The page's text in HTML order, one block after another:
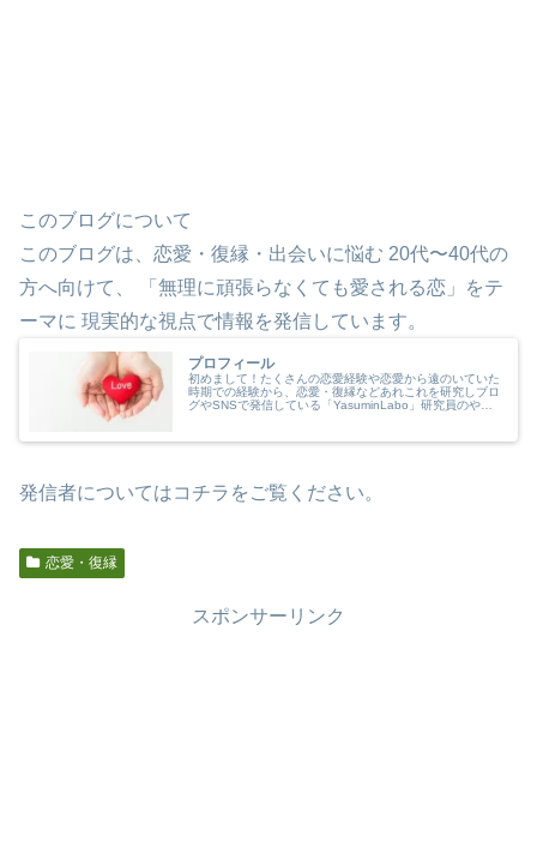
このブログについて
このブログは、恋愛・復縁・出会いに悩む 20代〜40代の
方へ向けて、 「無理に頑張らなくても愛される恋」をテ
ーマに 現実的な視点で情報を発信しています。
プロフィール
初めまして！たくさんの恋愛経験や恋愛から遠のいていた
時期での経験から、恋愛・復縁などあれこれを研究しブロ
グやSNSで発信している「YasuminLabo」研究員のやす
発信者についてはコチラをご覧ください。
恋愛・復縁
スポンサーリンク